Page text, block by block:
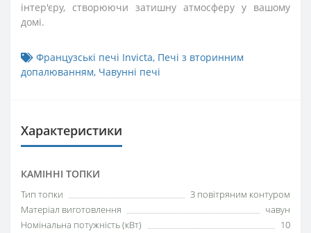
інтер'єру, створюючи затишну атмосферу у вашому
домі.
Французські печі Invicta, Печі з вторинним
допалюванням, Чавунні печі
Характеристики
КАМІННІ ТОПКИ
Тип топки
З повітряним контуром
Матеріал виготовлення
чавун
Номінальна потужність (кВт)
10